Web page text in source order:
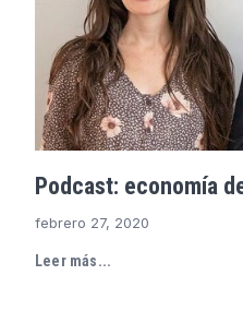
Podcast: economía
febrero 27, 2020
Leer más...